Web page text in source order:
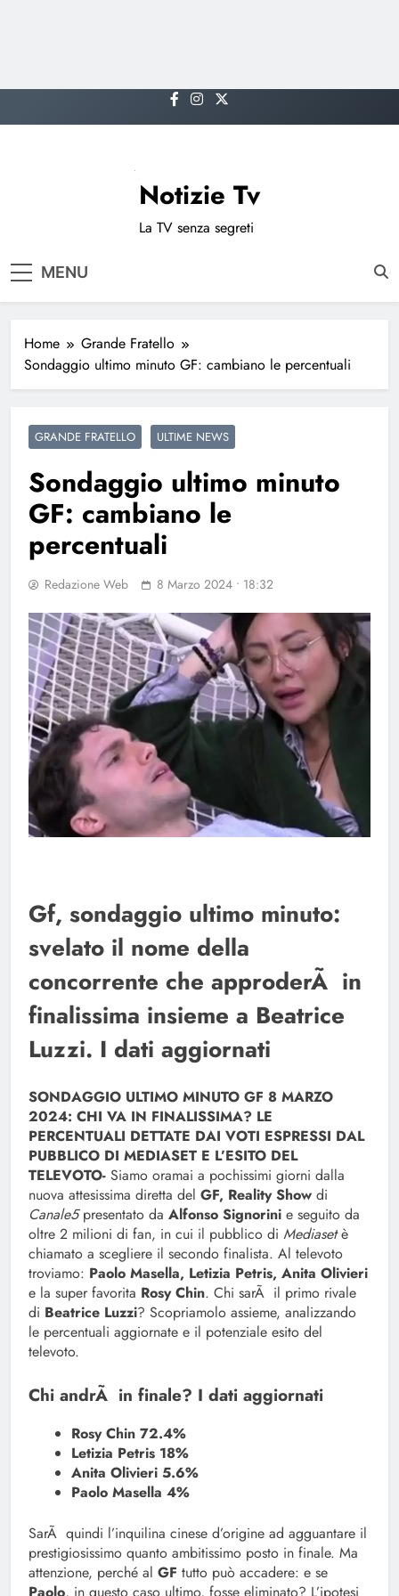
to
Notizie Tv
La TV senza segreti
MENU
Home
Grande Fratello
Sondaggio ultimo minuto GF: cambiano le percentuali
GRANDE FRATELLO ULTIME NEWS
Sondaggio ultimo minuto
GF: cambiano le
percentuali
Redazione Web 8 Marzo 2024 • 18:32
Gf, sondaggio ultimo minuto:
svelato il nome della
concorrente che approderÃ in
finalissima insieme a Beatrice
Luzzi. I dati aggiornati
SONDAGGIO ULTIMO MINUTO GF 8 MARZO
2024: CHI VA IN FINALISSIMA? LE
PERCENTUALI DETTATE DAI VOTI ESPRESSI DAL
PUBBLICO DI MEDIASET E L’ESITO DEL
TELEVOTO- Siamo oramai a pochissimi giorni dalla
nuova attesissima diretta del GF, Reality Show di
Canale5presentato da Alfonso Signorini e seguito da
oltre 2 milioni di fan, in cui il pubblico di Mediasetè
chiamato a scegliere il secondo finalista. Al televoto
troviamo: Paolo Masella, Letizia Petris, Anita Olivieri
e la super favorita Rosy Chin. Chi sarÃ il primo rivale
di Beatrice Luzzi? Scopriamolo assieme, analizzando
le percentuali aggiornate e il potenziale esito del
televoto.
Chi andrÃ in finale? I dati aggiornati
Rosy Chin 72.4%
Letizia Petris 18%
Anita Olivieri 5.6%
Paolo Masella 4%
SarÃ quindi l’inquilina cinese d’origine ad agguantare il
prestigiosissimo quanto ambitissimo posto in finale. Ma
attenzione, perché al GF tutto può accadere: e se